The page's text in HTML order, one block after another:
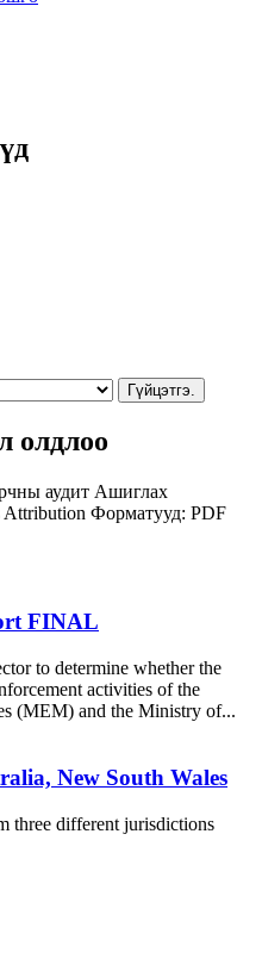
Гүйцэтгэ.
олдлоо
аудит Ашиглах
Attribution Форматууд: PDF
FINAL
to determine whether the
activities of the
(MEM) and the Ministry of...
New South Wales
three different jurisdictions